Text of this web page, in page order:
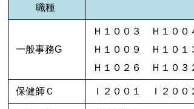
職種
一般事務G
Ｈ１００３ Ｈ１０
Ｈ１００９ Ｈ１０
Ｈ１０２６ Ｈ１０３２
保健師Ｃ Ｉ２００１ Ｉ２００